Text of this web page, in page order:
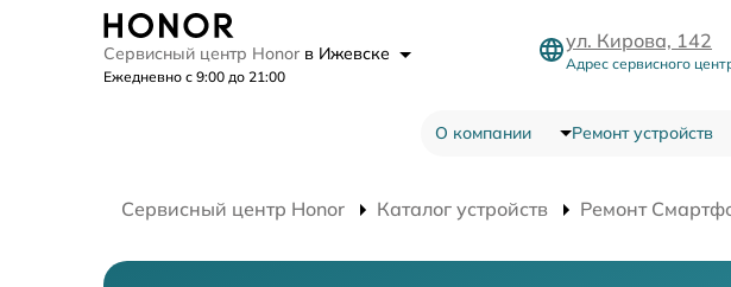
Сервисный центр Honor в Ижевске
Ежедневно с 9:00 до 21:00
ул. Кирова, 142
Адрес сервисного
О компании Ремонт устройств
Сервисный центр Honor Каталог устройств Ремонт